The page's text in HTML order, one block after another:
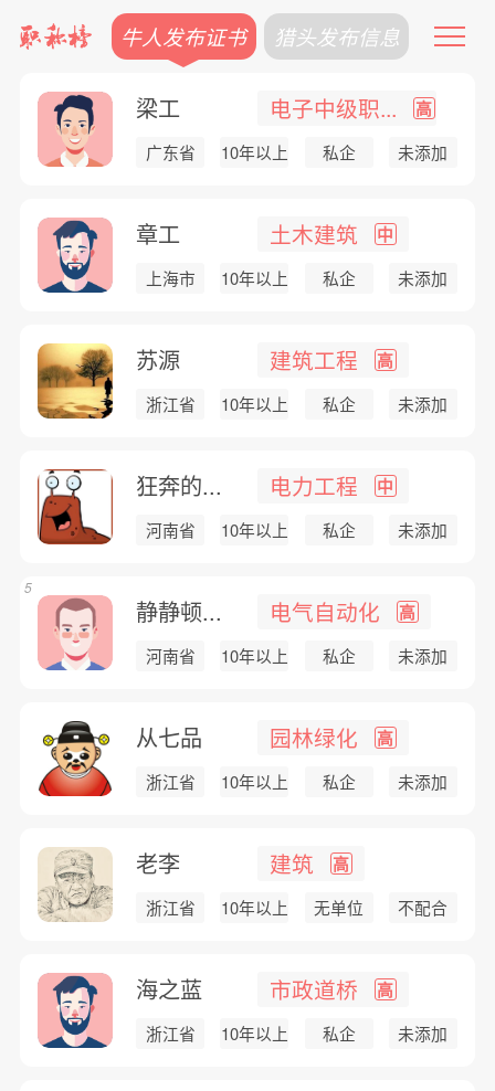
牛人发布证书 猎头发布信息
梁工 电子中级职... 高
广东省 10年以上 私企 未添加
章工 土木建筑 中
上海市 10年以上 私企 未添加
苏源 建筑工程 高
浙江省 10年以上 私企 未添加
狂奔的... 电力工程 中
河南省 10年以上 私企 未添加
静静顿... 电气自动化 高
河南省 10年以上 私企 未添加
5
从七品 园林绿化 高
浙江省 10年以上 私企 未添加
老李 建筑 高
浙江省 10年以上 无单位 不配合
海之蓝 市政道桥 高
浙江省 10年以上 私企 未添加